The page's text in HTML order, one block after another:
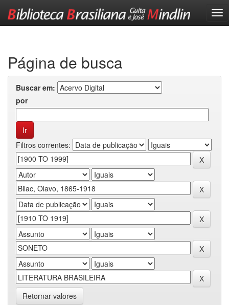
Página de busca
Buscar em:
por
Filtros correntes:
Retornar valores